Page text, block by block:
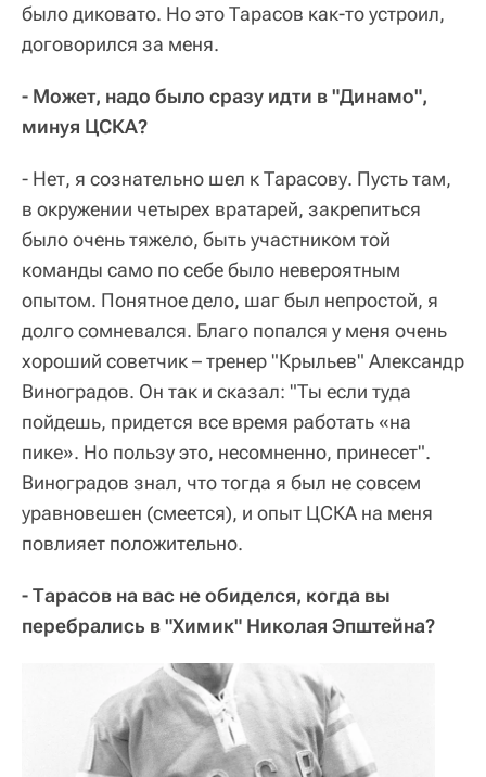
было диковато. Но это Тарасов как-то устроил,
договорился за меня.
- Может, надо было сразу идти в "Динамо",
минуя ЦСКА?
- Нет, я сознательно шел к Тарасову. Пусть там,
в окружении четырех вратарей, закрепиться
было очень тяжело, быть участником той
команды само по себе было невероятным
опытом. Понятное дело, шаг был непростой, я
долго сомневался. Благо попался у меня очень
хороший советчик – тренер "Крыльев" Александр
Виноградов. Он так и сказал: "Ты если туда
пойдешь, придется все время работать «на
пике». Но пользу это, несомненно, принесет".
Виноградов знал, что тогда я был не совсем
уравновешен (смеется), и опыт ЦСКА на меня
повлияет положительно.
- Тарасов на вас не обиделся, когда вы
перебрались в "Химик" Николая Эпштейна?